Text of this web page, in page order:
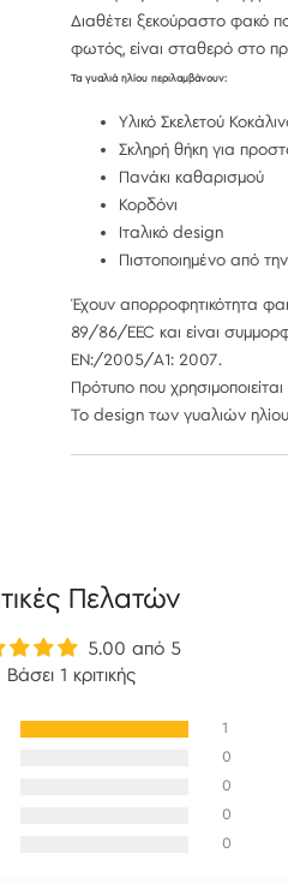
Διαθέτει ξεκούραστο φακό
φωτός, είναι σταθερό στο
Τα γυαλιά ηλίου περιλαμβάνουν:
Υλικό Σκελετού
Σκληρή θήκη για
Πανάκι καθαρισμού
Κορδόνι
Ιταλικό design
Πιστοποιημένο από
Έχουν απορροφητικότητα
89/86/EEC και είναι
EN:/2005/A1: 2007.
Πρότυπο που
Το design των γυαλιών
Πελατών
5.00 από 5
Βάσει 1 κριτικής
1
0
0
0
0